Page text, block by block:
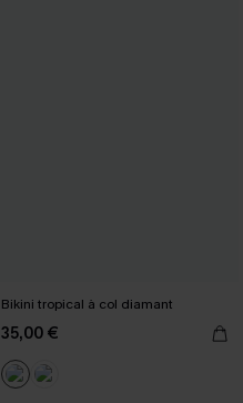
Bikini tropical à col diamant
35,00 €